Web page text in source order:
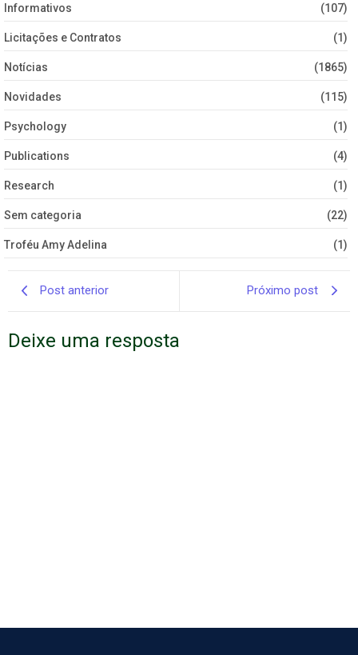
Informativos (107)
Licitações e Contratos (1)
Notícias (1865)
Novidades (115)
Psychology (1)
Publications (4)
Research (1)
Sem categoria (22)
Troféu Amy Adelina (1)
Post anterior Próximo post
Deixe uma resposta